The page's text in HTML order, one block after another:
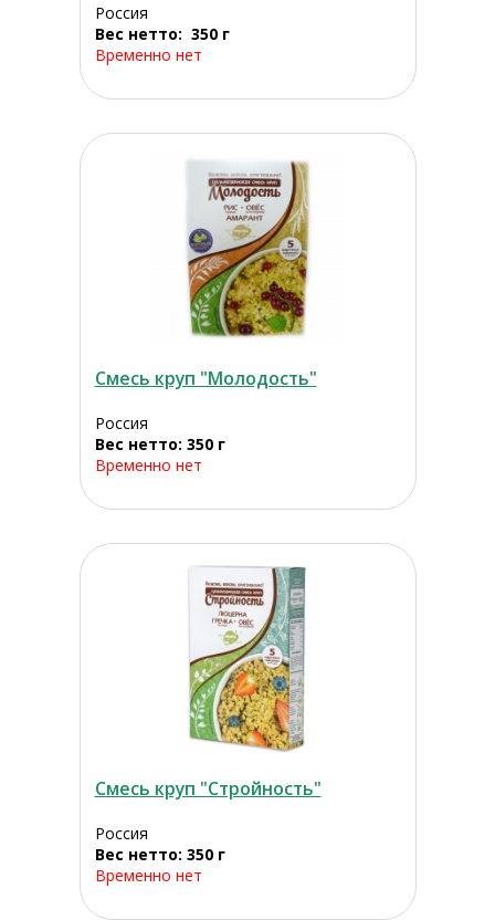
Россия
Вес нетто: 350 г
Временно нет
Смесь круп "Молодость"
Россия
Вес нетто: 350 г
Временно нет
Смесь круп "Стройность"
Россия
Вес нетто: 350 г
Временно нет